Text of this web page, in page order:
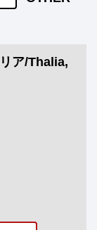
ア/Thalia,